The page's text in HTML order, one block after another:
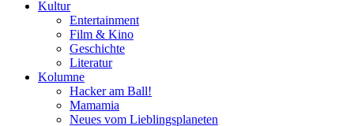
Kultur
Entertainment
Film & Kino
Geschichte
Literatur
Kolumne
Hacker am Ball!
Mamamia
Neues vom Lieblingsplaneten